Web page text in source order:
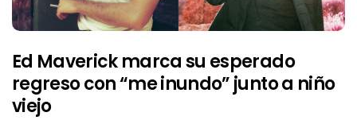
Ed Maverick marca su esperado
regreso con “me inundo” junto a niño
viejo